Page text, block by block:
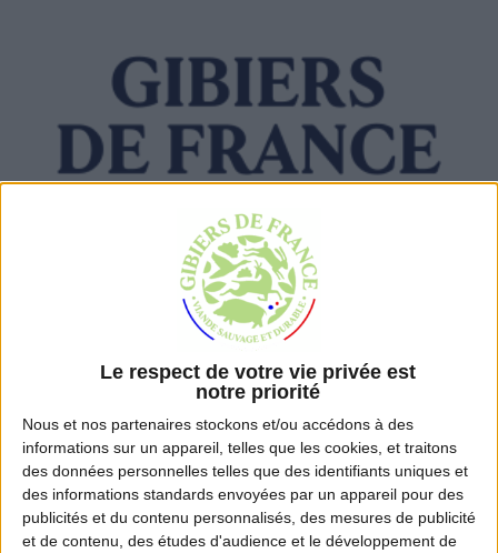
Le respect de votre vie privée est
notre priorité
Nous et nos partenaires stockons et/ou accédons à des
informations sur un appareil, telles que les cookies, et traitons
des données personnelles telles que des identifiants uniques et
des informations standards envoyées par un appareil pour des
publicités et du contenu personnalisés, des mesures de publicité
et de contenu, des études d'audience et le développement de
Nos recettes de gibiers
Consultez nos actualités
Trouvez nos produits
Trouvez nos produits